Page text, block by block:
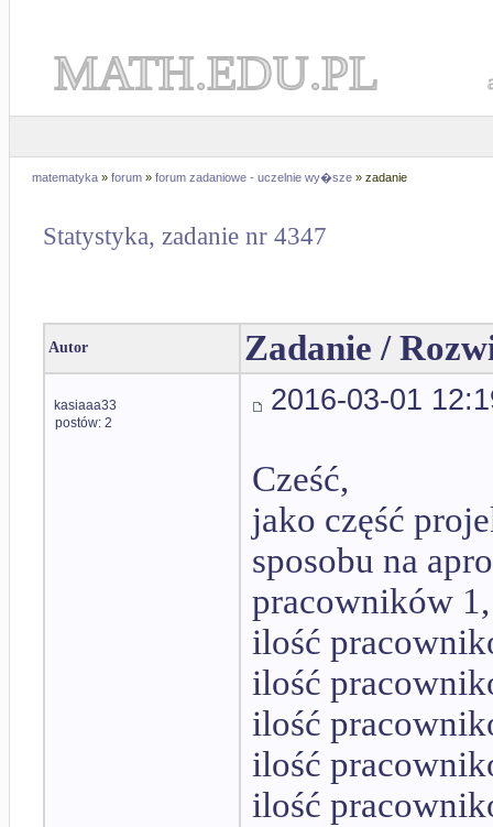
MATH.EDU.PL
matematyka » forum » forum zadaniowe - uczelnie wy�sze » zadanie
Statystyka, zadanie nr 4347
Autor Zadanie /
kasiaaa33
postów: 2
2016-03-01
Cześć,
jako część
sposobu na
pracowników
ilość
ilość
ilość
ilość
ilość